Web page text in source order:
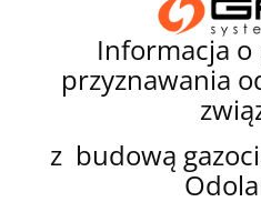
Informacja
przyznawania
z budową